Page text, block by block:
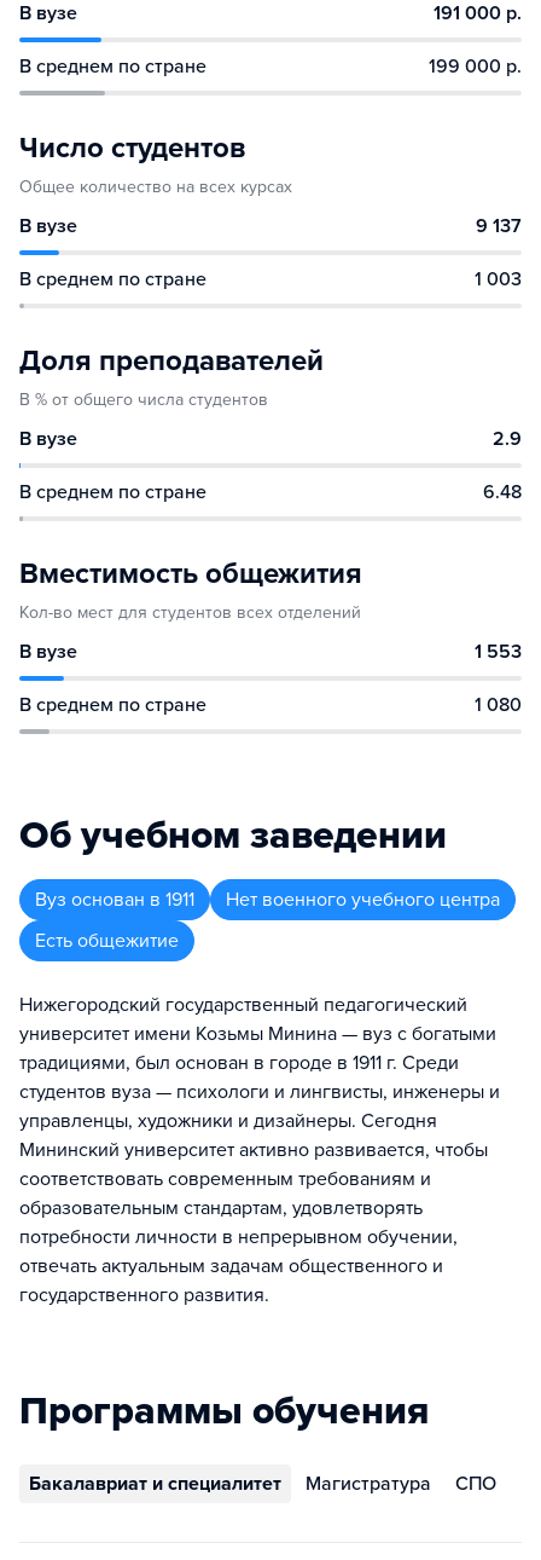
В вузе 191 000 р.
В среднем по стране 199 000 р.
Число студентов
Общее количество на всех курсах
В вузе 9 137
В среднем по стране 1 003
Доля преподавателей
В % от общего числа студентов
В вузе 2.9
В среднем по стране 6.48
Вместимость общежития
Кол-во мест для студентов всех отделений
В вузе 1 553
В среднем по стране 1 080
Об учебном заведении
Вуз основан в 1911
Нет военного учебного центра
Есть общежитие
Нижегородский государственный педагогический
университет имени Козьмы Минина — вуз с богатыми
традициями, был основан в городе в 1911 г. Среди
студентов вуза — психологи и лингвисты, инженеры и
управленцы, художники и дизайнеры. Сегодня
Мининский университет активно развивается, чтобы
соответствовать современным требованиям и
образовательным стандартам, удовлетворять
потребности личности в непрерывном обучении,
отвечать актуальным задачам общественного и
государственного развития.
Программы обучения
Бакалавриат и специалитет Магистратура СПО